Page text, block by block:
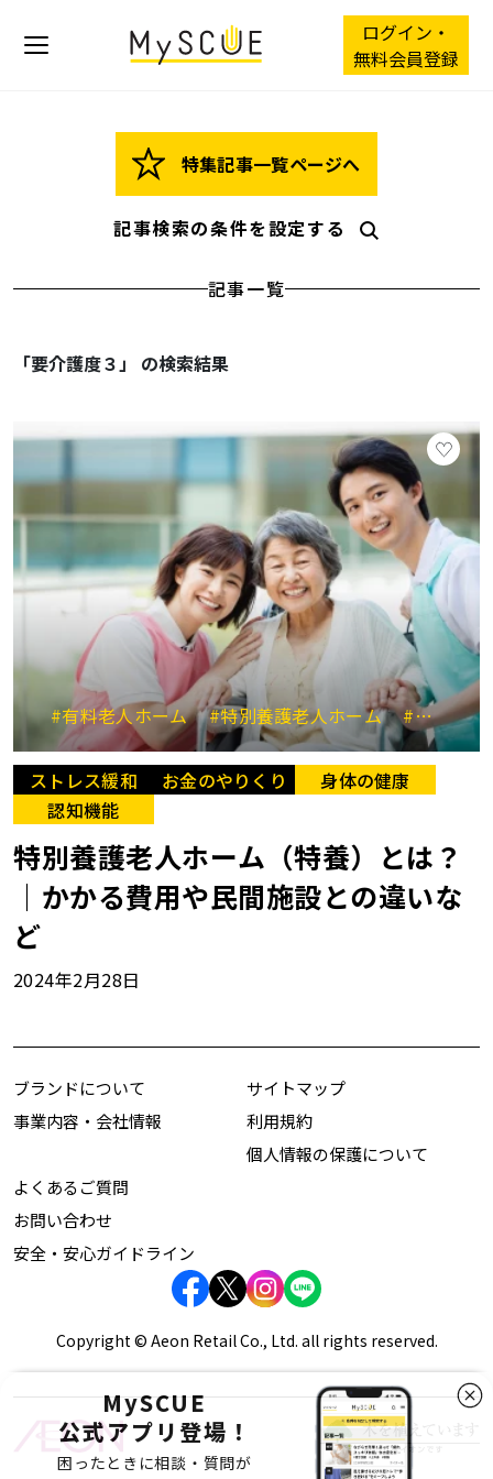
ログイン・
無料会員登録
特集記事一覧ページへ
記事検索の条件を設定する
記事一覧
「要介護度３」 の検索結果
#有料老人ホーム #特別養護老人ホーム #介護医療院
ストレス緩和 お金のやりくり
身体の健康
認知機能
特別養護老人ホーム（特養）とは？
｜かかる費用や民間施設との違いな
ど
2024年2月28日
MySCUE
公式アプリ登場！
困ったときに相談・質問が
ブランドについて
事業内容・会社情報
サイトマップ
利用規約
個人情報の保護について
よくあるご質問
お問い合わせ
安全・安心ガイドライン
Copyright © Aeon Retail Co., Ltd. all rights reserved.